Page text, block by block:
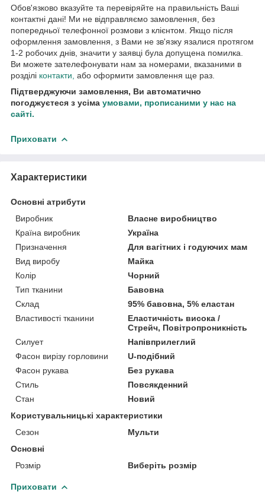
Обов'язково вказуйте та перевіряйте на правильність Ваші
контактні дані! Ми не відправляємо замовлення, без
попередньої телефонної розмови з клієнтом. Якщо після
оформлення замовлення, з Вами не зв'язку язалися протягом
1-2 робочих днів, значити у заявці була допущена помилка.
Ви можете зателефонувати нам за номерами, вказаними в
розділі контакти або оформити замовлення ще раз.
Підтверджуючи замовлення, Ви автоматично
погоджуєтеся з усіма умовами, прописаними у нас на
сайті.
Приховати
Характеристики
Основні атрибути
Виробник
Власне виробництво
Країна виробник
Україна
Призначення
Для вагітних і годуючих мам
Вид виробу
Майка
Колір
Чорний
Тип тканини
Бавовна
Склад
95% бавовна, 5% еластан
Властивості тканини
Еластичність висока /
Стрейч, Повітропроникність
Силует
Напівприлеглий
Фасон вирізу горловини
U-подібний
Фасон рукава
Без рукава
Стиль
Повсякденний
Стан
Новий
Користувальницькі характеристики
Сезон
Мульти
Основні
Розмір
Виберіть розмір
Приховати